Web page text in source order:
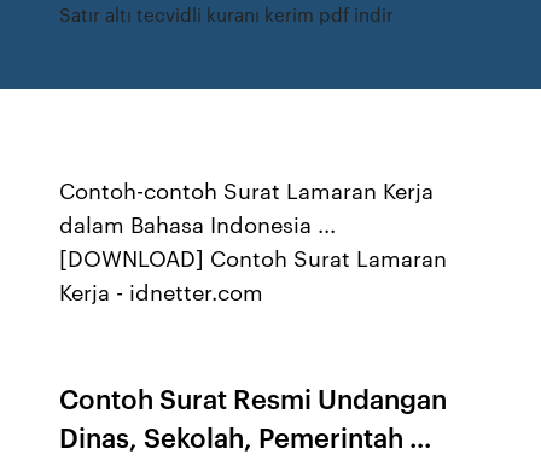
Satır altı tecvidli kuranı kerim pdf indir
Contoh-contoh Surat Lamaran Kerja
dalam Bahasa Indonesia ...
[DOWNLOAD] Contoh Surat Lamaran
Kerja - idnetter.com
Contoh Surat Resmi Undangan
Dinas, Sekolah, Pemerintah ...